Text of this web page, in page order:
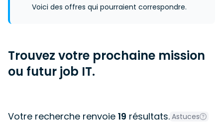
Voici des offres qui pourraient correspondre.
Trouvez votre prochaine mission
ou futur job IT.
Votre recherche renvoie 19 résultats. Astuces